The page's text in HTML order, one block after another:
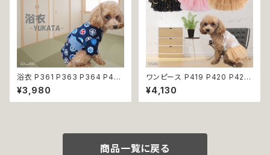
浴衣 P361 P363 P364 P40
3 ハンドメイド 手鞠 紺 ネイビ
ー 白 ホワイト きなり ドッグ ウ
ェア ドッグウエア 犬 猫 ペット
¥3,980
ワンピース P419 P420 P421
シースルー ピンク ブラック ゴー
ルド ドッグウェア 春夏 ドッグウ
エア ドッグ ウェア 犬 猫 ペット
料無料 返品交換不可
¥4,130
商品一覧に戻る